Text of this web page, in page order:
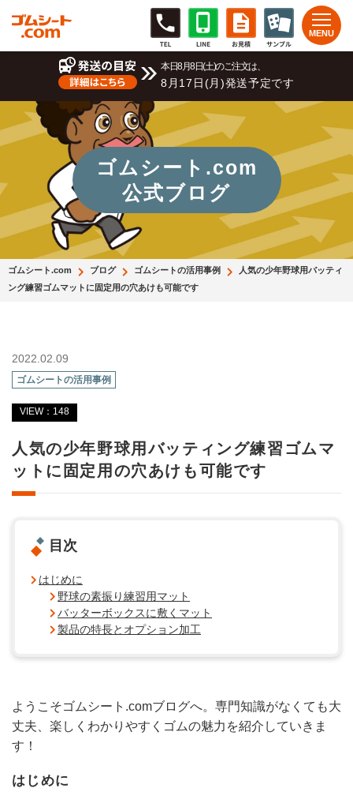
本日8月8日(土)のご注文は、
8月17日(月)発送予定です
ゴムシート.com
公式ブログ
ゴムシート.com ブログ ゴムシートの活用事例
人気の少年野球用バッティ
ング練習ゴムマットに固定用の穴あけも可能です
2022.02.09
ゴムシートの活用事例
VIEW：148
人気の少年野球用バッティング練習ゴムマ
ットに固定用の穴あけも可能です
目次
はじめに
野球の素振り練習用マット
バッターボックスに敷くマット
製品の特長とオプション加工
ようこそゴムシート.comブログへ。専門知識がなくても大
丈夫、楽しくわかりやすくゴムの魅力を紹介していきま
す！
はじめに